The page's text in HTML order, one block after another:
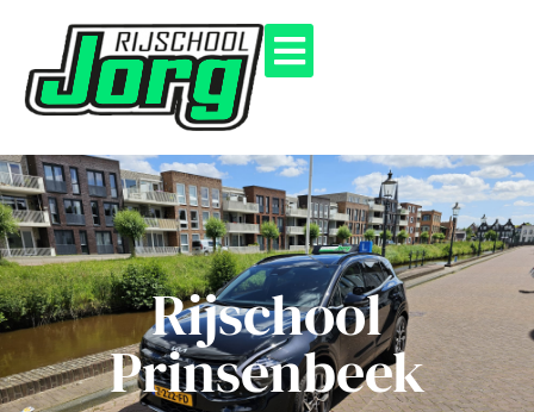
Rijschool
Prinsenbeek